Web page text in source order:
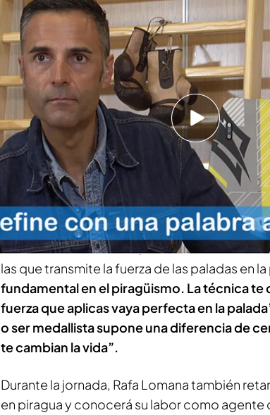
Saúl Craviotto: “Ser un luchador,
claros y nunca tirar la toalla, esto es ser un
“He estado más veces tocando fondo que
muy pocos a lo más alto e intentamos
que lo hemos dado todo. Hay que tener
claro: Tokio”, confiesa el piragüista Saúl
élite que compartirá jornadas de
luchador, sacrificarse, tener los objetivos
toalla: esto es ser un ‘Be the best”, resume.
En las rutinas físicas, Craviotto trabaja la
través del banco dorsal, usa un balón
las que transmite la fuerza de las paladas en
fundamental en el piragüismo. La técnica te
fuerza que aplicas vaya perfecta en la
o ser medallista supone una diferencia de
te cambian la vida”.
Durante la jornada, Rafa Lomana también
en piragua y conocerá su labor como agente